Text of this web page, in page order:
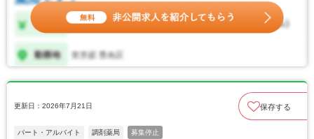
更新日：2026年7月21日 保存する
パート・アルバイト 調剤薬局 募集停止